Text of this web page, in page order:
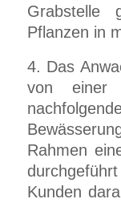
Grabstelle
Pflanzen in
4. Das
von einer
Rahmen
Kunden